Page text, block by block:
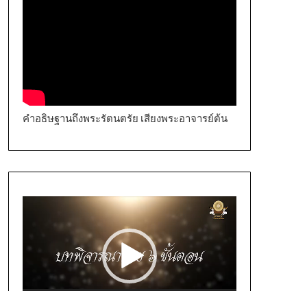
คำอธิษฐานถึงพระรัตนตรัย เสียงพระอาจารย์ต้น